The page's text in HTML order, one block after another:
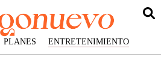
PLANES ENTRETENIMIENTO